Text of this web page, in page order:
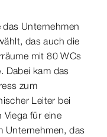
Unternehmen
das auch die
mit 80 WCs
Dabei kam das
zum
Leiter bei
für eine
Unternehmen, das